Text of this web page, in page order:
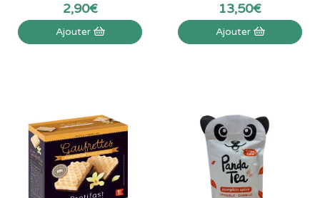
2,90€
Ajouter
13,50€
Ajouter